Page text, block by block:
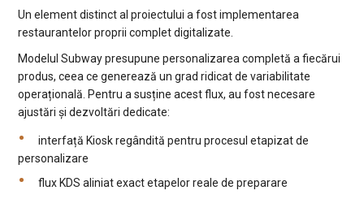
Un element distinct al proiectului a fost implementarea
restaurantelor proprii complet digitalizate.
Modelul Subway presupune personalizarea completă a fiecărui
produs, ceea ce generează un grad ridicat de variabilitate
operațională. Pentru a susține acest flux, au fost necesare
ajustări și dezvoltări dedicate:
interfață Kiosk regândită pentru procesul etapizat de
personalizare
flux KDS aliniat exact etapelor reale de preparare